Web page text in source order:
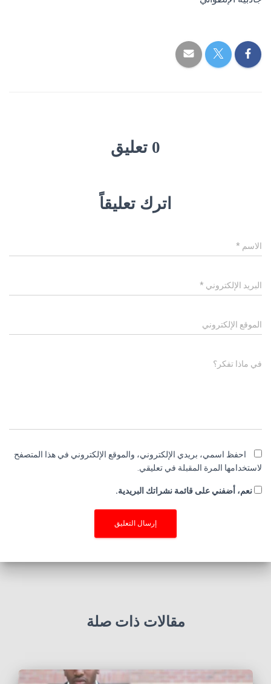
0 تعليق
اترك تعليقاً
الاسم *
البريد الإلكتروني *
الموقع الإلكتروني
في ماذا تفكر؟
احفظ اسمي، بريدي الإلكتروني، والموقع الإلكتروني في هذا المتصفح
لاستخدامها المرة المقبلة في تعليقي.
نعم، أضفني على قائمة نشراتك البريدية.
مقالات ذات صلة